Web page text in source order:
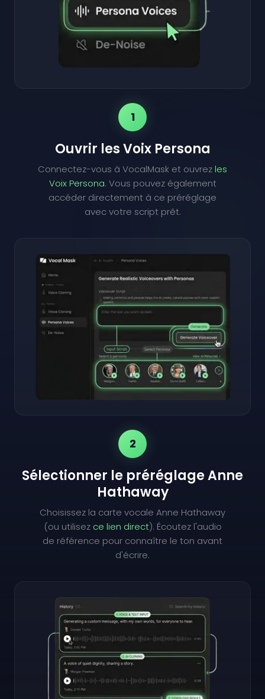
1
Ouvrir les Voix Persona
Connectez-vous à VocalMask et ouvrezles
Voix Persona. Vous pouvez également
accéder directement à ce préréglage
avec votre script prêt.
2
Sélectionner le préréglage Anne
Hathaway
Choisissez la carte vocale Anne Hathaway
(ou utilisez ce lien direct). Écoutez l'audio
de référence pour connaître le ton avant
d'écrire.